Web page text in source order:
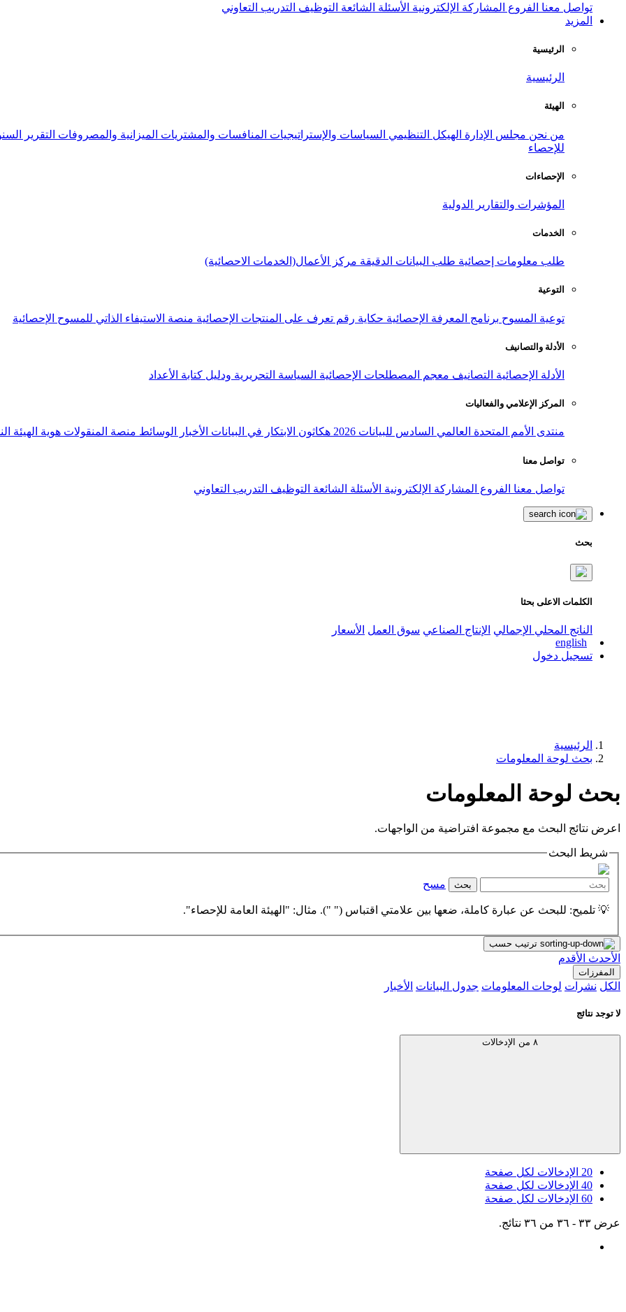
تواصل معنا الفروع المشاركة الإلكترونية الأسئلة الشائعة التوظيف التدريب التعاوني
المزيد
الرئيسية
الرئيسية
الهيئة
من نحن مجلس الإدارة الهيكل التنظيمي السياسات والإستراتيجيات المنافسات والمشتريات الميزانية والمصروفات التقرير
للإحصاء
الإحصاءات
المؤشرات والتقارير الدولية
الخدمات
طلب معلومات إحصائية طلب البيانات الدقيقة مركز الأعمال(الخدمات الاحصائية)
التوعية
توعية المسوح برنامج المعرفة الإحصائية حكاية رقم تعرف على المنتجات الإحصائية منصة الاستيفاء الذاتي للمسوح الإحصائية
الأدلة والتصانيف
الأدلة الإحصائية التصانيف معجم المصطلحات الإحصائية السياسة التحريرية ودليل كتابة الأعداد
المركز الإعلامي والفعاليات
منتدى الأمم المتحدة العالمي السادس للبيانات 2026 هكاثون الابتكار في البيانات الأخبار الوسائط منصة المنقولات هوية الهيئة
تواصل معنا
تواصل معنا الفروع المشاركة الإلكترونية الأسئلة الشائعة التوظيف التدريب التعاوني
بحث
الكلمات الاعلى بحثا
الناتج المحلي الإجمالي الإنتاج الصناعي سوق العمل الأسعار
english
تسجيل دخول
الرئيسية
بحث لوحة المعلومات
بحث لوحة المعلومات
اعرض نتائج البحث مع مجموعة افتراضية من الواجهات.
شريط البحث
بحث مسح
💡 تلميح: للبحث عن عبارة كاملة، ضعها بين علامتي اقتباس (" "). مثال: "الهيئة العامة للإحصاء".
ترتيب حسب
الأحدث الأقدم
المفرزات
الكل نشرات لوحات المعلومات جدول البيانات الأخبار
لا توجد نتائج
٨ من الإدخالات
20 الإدخالات لكل صفحة
40 الإدخالات لكل صفحة
60 الإدخالات لكل صفحة
عرض ٣٣ - ٣٦ من ٣٦ نتائج.